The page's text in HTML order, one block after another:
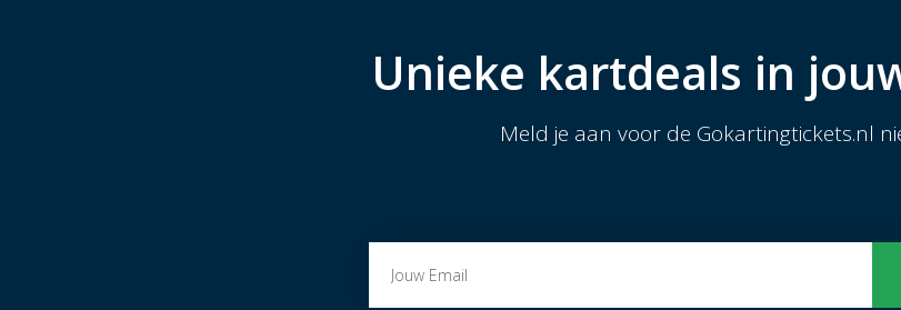
Unieke kartdeals in
Meld je aan voor de Gokartingtickets.nl